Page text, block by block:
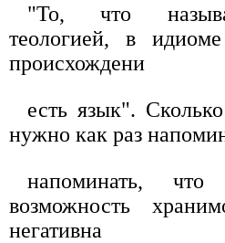
"То, что
теологией, в идиоме
происхождени
есть язык".
нужно как раз
напоминать, что
возможность
негативна